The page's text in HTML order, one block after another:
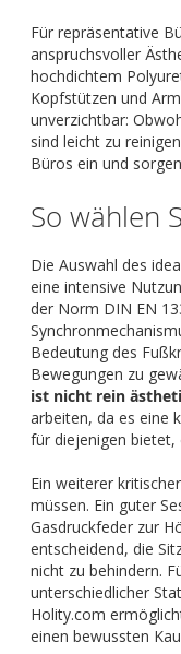
Für repräsentative
anspruchsvoller
hochdichtem
Kopfstützen und
unverzichtbar:
sind leicht zu
Büros ein und
So wählen
Die Auswahl des
eine intensive
der Norm DIN EN
Bedeutung des
Bewegungen zu
ist nicht rein
arbeiten, da es eine
für diejenigen bietet,
Ein weiterer
müssen. Ein guter
Gasdruckfeder zur
entscheidend, die
nicht zu behindern.
unterschiedlicher
Holity.com
einen bewussten